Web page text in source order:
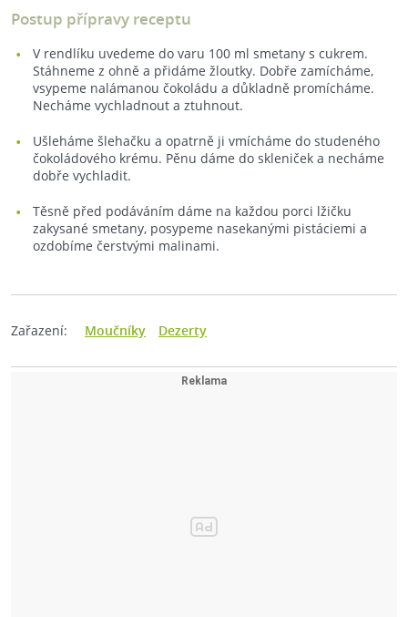
Postup přípravy receptu
V rendlíku uvedeme do varu 100 ml smetany s cukrem.
Stáhneme z ohně a přidáme žloutky. Dobře zamícháme,
vsypeme nalámanou čokoládu a důkladně promícháme.
Necháme vychladnout a ztuhnout.
Ušleháme šlehačku a opatrně ji vmícháme do studeného
čokoládového krému. Pěnu dáme do skleniček a necháme
dobře vychladit.
Těsně před podáváním dáme na každou porci lžičku
zakysané smetany, posypeme nasekanými pistáciemi a
ozdobíme čerstvými malinami.
Zařazení: Moučníky Dezerty